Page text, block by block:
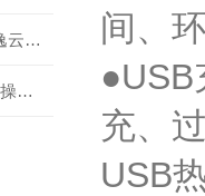
工业 H2S 在线监测推荐｜逸云天 MIC-600-H2S 固定式硫化氢检测仪评测
详述甲烷浓度检测仪的正确操作使用方法
间、
●USB
充、
USB